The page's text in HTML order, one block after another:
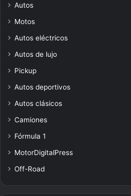
Autos
Motos
Autos eléctricos
Autos de lujo
Pickup
Autos deportivos
Autos clásicos
Camiones
Fórmula 1
MotorDigitalPress
Off-Road